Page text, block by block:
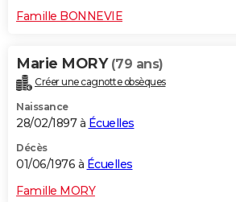
Famille BONNEVIE
Marie MORY (79 ans)
Créer une cagnotte obsèques
Naissance
28/02/1897 à Écuelles
Décès
01/06/1976 à Écuelles
Famille MORY